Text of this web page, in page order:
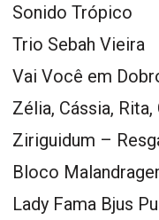
Sonido Trópico
Trio Sebah Vieira
Vai Você em
Zélia, Cássia,
Ziriguidum –
Bloco
Lady Fama Bjus